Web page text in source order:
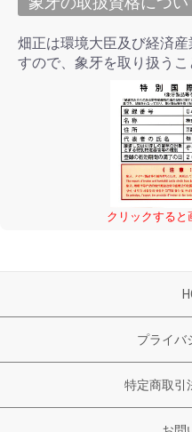
畑正は環境大臣及び経済
すので、象牙を取り扱うこ
クリックすると
プライバ
特定商取引